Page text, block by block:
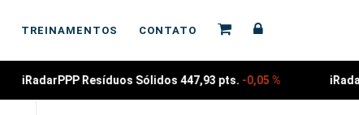
TREINAMENTOS CONTATO
iRadarPPP Resíduos Sólidos 447,93 pts. -0,05 %